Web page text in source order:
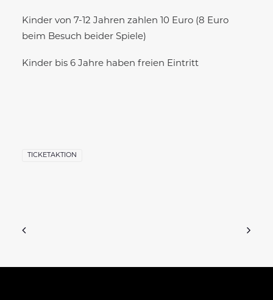
Kinder von 7-12 Jahren zahlen 10 Euro (8 Euro
beim Besuch beider Spiele)
Kinder bis 6 Jahre haben freien Eintritt
TICKETAKTION